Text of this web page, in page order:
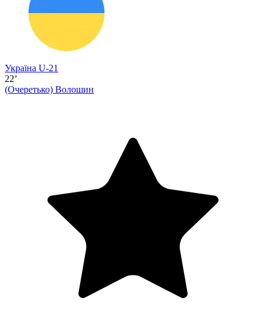
Україна U-21
22’
(Очеретько) Волошин